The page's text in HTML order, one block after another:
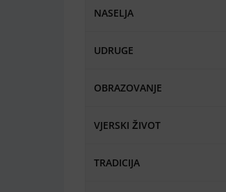
NASELJA
UDRUGE
OBRAZOVANJE
VJERSKI ŽIVOT
TRADICIJA